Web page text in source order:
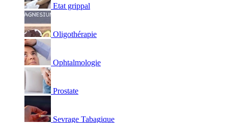
Etat grippal
Oligothérapie
Ophtalmologie
Prostate
Sevrage Tabagique